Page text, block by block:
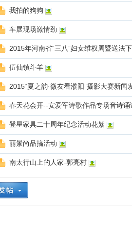
我拍的狗狗
车展现场激情劲
2015年河南省“三八”妇女维权周暨送法
伍仙镇斗羊
2015“夏之韵·微友看濮阳”摄影大赛新闻
春天花会开--安爱军诗歌作品专场音诗诵
登星家具二十周年纪念活动花絮
丽景尚品搞活动
南太行山上的人家-郭亮村